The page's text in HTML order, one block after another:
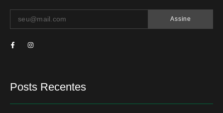
Assine
Posts Recentes